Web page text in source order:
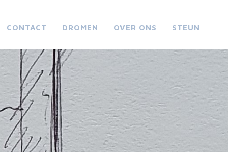
CONTACT DROMEN OVER ONS STEUN